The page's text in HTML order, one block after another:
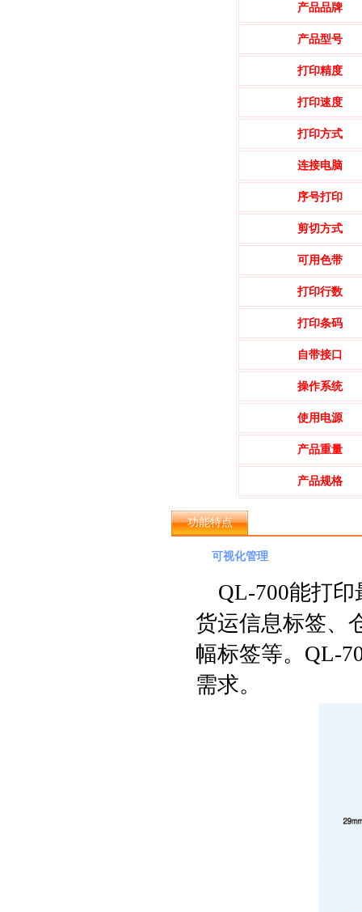
产品品牌
产品型号
打印精度
打印速度
打印方式
连接电脑
序号打印
剪切方式
可用色带
打印行数
打印条码
自带接口
操作系统
使用电源
产品重量
产品规格
功能特点
可视化管理
QL-700能打
货运信息标签、
幅标签等。QL-
需求。